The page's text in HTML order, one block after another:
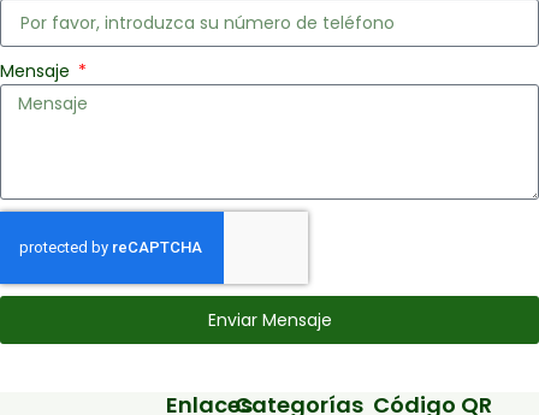
Mensaje
Enviar Mensaje
EnlacesCategorías Código QR